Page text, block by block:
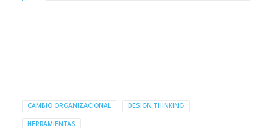
CAMBIO ORGANIZACIONAL DESIGN THINKING
HERRAMIENTAS